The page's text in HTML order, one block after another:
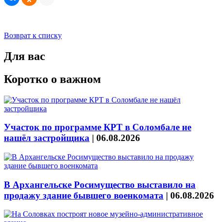
Возврат к списку
Для вас
Коротко о важном
Участок по программе КРТ в Соломбале не
нашёл застройщика | 06.08.2026
В Архангельске Росимущество выставило на
продажу здание бывшего военкомата | 06.08.2026